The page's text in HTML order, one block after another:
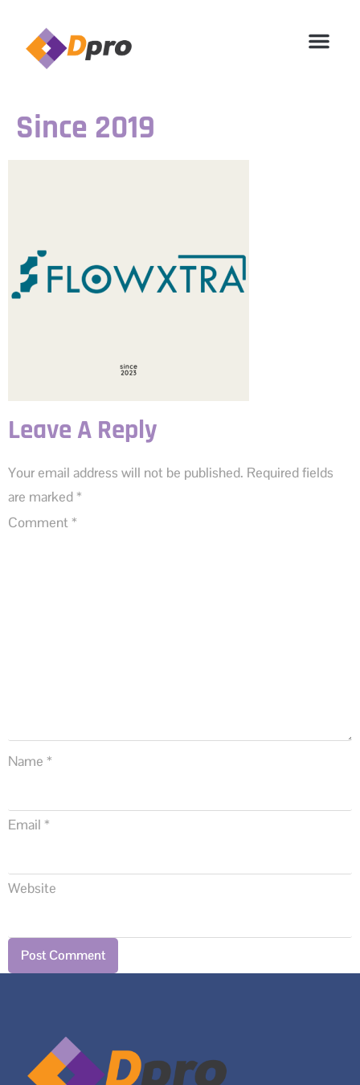
Since 2019
Leave A Reply
Your email address will not be published. Required fields
are marked*
Comment*
Name *
Email *
Website